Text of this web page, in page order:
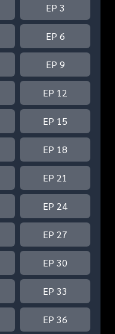
EP 3
EP 6
EP 9
EP 12
EP 15
EP 18
EP 21
EP 24
EP 27
EP 30
EP 33
EP 36